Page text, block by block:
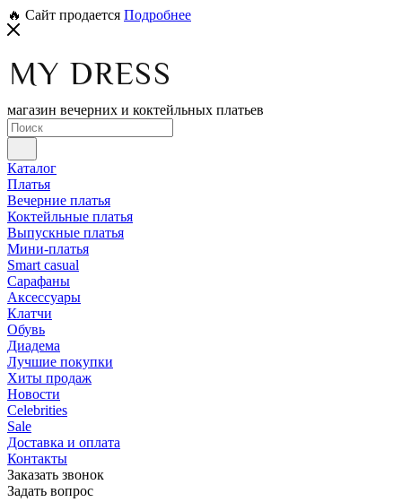
🔥 Сайт продается Подробнее
магазин вечерних и коктейльных платьев
Каталог
Платья
Вечерние платья
Коктейльные платья
Выпускные платья
Мини-платья
Smart casual
Сарафаны
Аксессуары
Клатчи
Обувь
Диадема
Лучшие покупки
Хиты продаж
Новости
Celebrities
Sale
Доставка и оплата
Контакты
Заказать звонок
Задать вопрос